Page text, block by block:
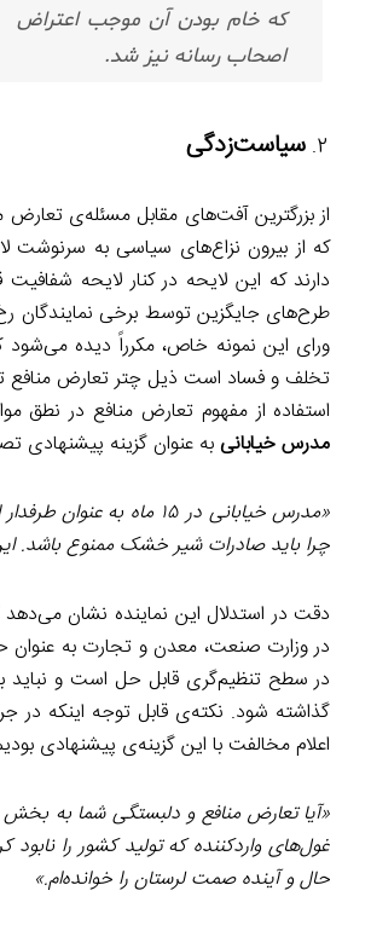
که خام بودن آن موجب اعتراض
اصحاب رسانه نیز شد.
سیاست‌زدگی
از بزرگترین آفت‌های مقابل مسئله‌ی
که از بیرون نزاع‌های سیاسی به
دارند که این لایحه در کنار لایحه
طرح‌های جایگزین توسط برخی نمایندگان
ورای این نمونه خاص، مکرراً دیده می‌شود
تخلف و فساد است ذیل چتر تعارض منافع
استفاده از مفهوم تعارض منافع در نطق
مدرس خیابانیبه عنوان گزینه
«مدرس خیابانی در ۱۵
چرا باید صادرات شیر خشک ممنوع باشد.
دقت در استدلال این نماینده نشان
در وزارت صنعت، معدن و تجارت به عنوان
در سطح تنظیم‌گری قابل حل است و نباید
گذاشته شود. نکته‌ی قابل توجه اینکه در
اعلام مخالفت با این گزینه‌ی پیشنهادی
«آیا تعارض منافع و دلبستگی شما به
غول‌های واردکننده که تولید کشور را
حال و آینده صمت لرستان را خوانده‌ام.»